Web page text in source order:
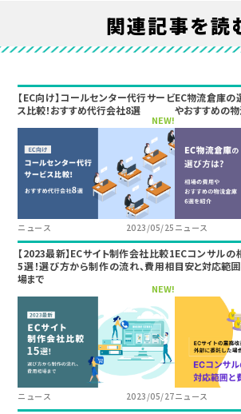
関連記事を読
【EC向け】コールセンター代行サービ
ス比較！おすすめ代行会社8選
NEW!
ニュース 2023/05/25
EC物流倉庫の
やおすすめの
ニュース
【2023最新】ECサイト制作会社比較1
5選！選び方から制作の流れ、費用相
場まで
NEW!
ニュース 2023/05/27
ECコンサルの
目安と対応範
ニュース